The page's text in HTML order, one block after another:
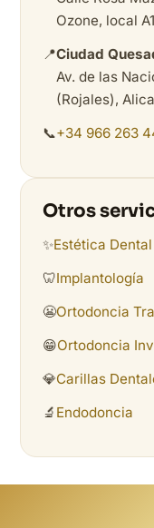
Ozone, local
📍Ciudad
Av. de las
(Rojales),
📞+34 966 263
Otros
✨Estética Dental
🦷Implantología
😬Ortodoncia
😁Ortodoncia
💎Carillas
🔬 Endodoncia